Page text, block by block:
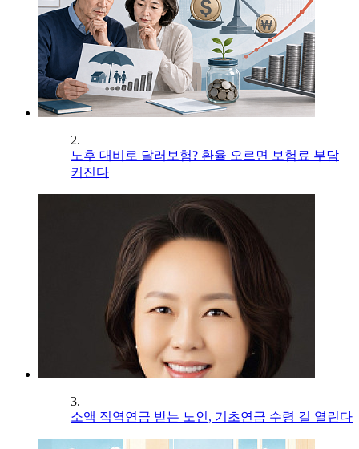
2.
노후 대비로 달러보험? 환율 오르면 보험료 부담
커진다
3.
소액 직역연금 받는 노인, 기초연금 수령 길 열린다